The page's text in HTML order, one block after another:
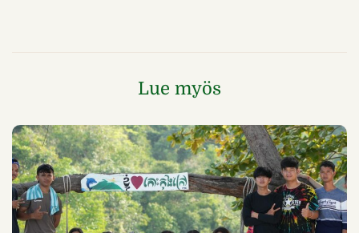
Lue myös